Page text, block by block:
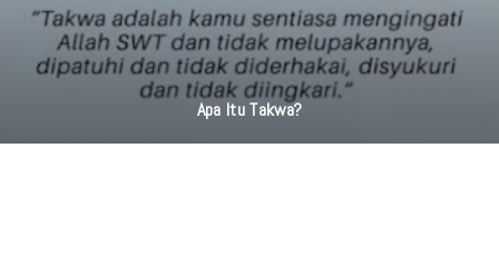
Apa Itu Takwa?